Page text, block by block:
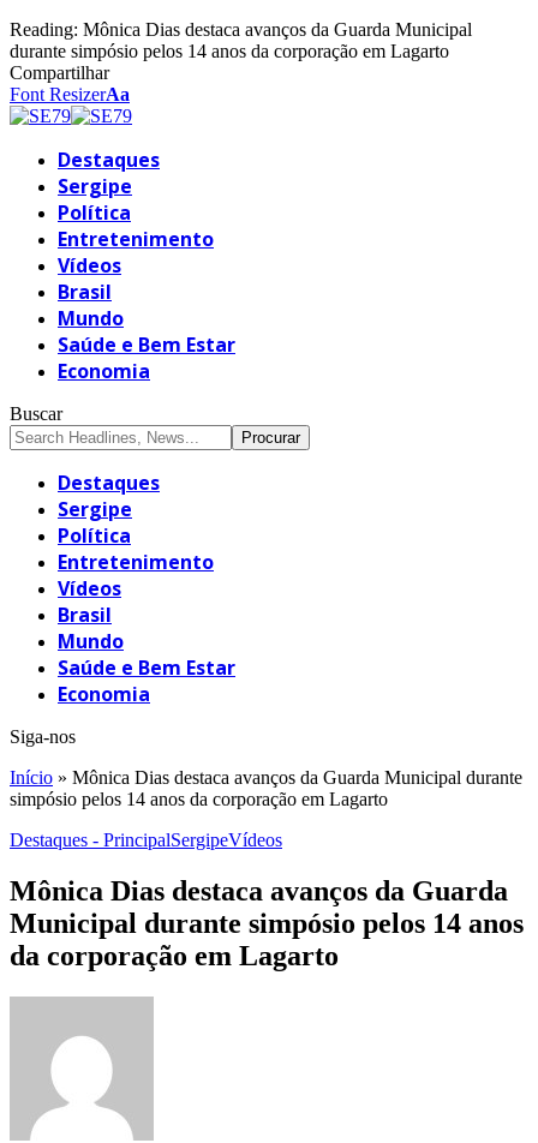
Reading: Mônica Dias destaca avanços da Guarda Municipal
durante simpósio pelos 14 anos da corporação em Lagarto
Compartilhar
Font ResizerAa
Destaques
Sergipe
Política
Entretenimento
Vídeos
Brasil
Mundo
Saúde e Bem Estar
Economia
Buscar
Destaques
Sergipe
Política
Entretenimento
Vídeos
Brasil
Mundo
Saúde e Bem Estar
Economia
Siga-nos
Início » Mônica Dias destaca avanços da Guarda Municipal durante
simpósio pelos 14 anos da corporação em Lagarto
Destaques - PrincipalSergipeVídeos
Mônica Dias destaca avanços da Guarda
Municipal durante simpósio pelos 14 anos
da corporação em Lagarto